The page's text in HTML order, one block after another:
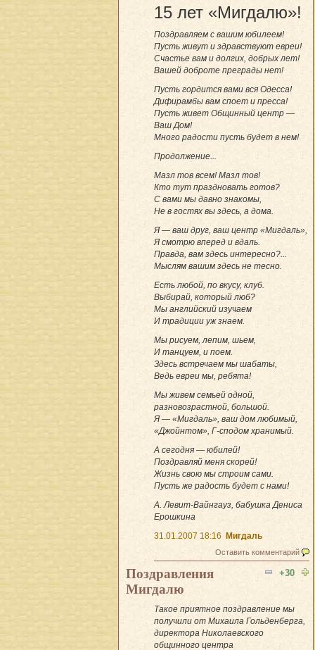
15 лет «Мигдалю»!
Поздравляем с вашим юбилеем!
Пусть живут и здравствуют евреи!
Счастье вам и долгих, добрых лет!
Вашей доброте преграды нет!
Пусть гордится вами вся Одесса!
Дифирамбы вам споет и пресса!
Пусть живет Общинный центр —
Ваш Дом!
Много радости пусть будет в нем!
Продолжение...
Мазл тов всем! Мазл тов!
Кто тут праздновать готов?
С вами мы давно знакомы,
Не в гостях вы здесь, а дома.
Я — ваш друг, ваш центр «Мигдаль»,
Я смотрю вперед и вдаль.
Правда, вам здесь интересно?...
Мыслям вашим здесь не тесно.
Есть любой, по вкусу, клуб.
Выбирай, который люб?
Мы английский изучаем
И традиции уж знаем.
Мы рисуем, лепим, шьем,
И танцуем, и поем.
Здесь встречаем мы шабаты,
Ведь евреи мы, ребята!
Мы живем семьей одной,
разновозрастной, большой.
Я — «Мигдаль», ваш дом любимый,
«Джойнтом», Г-сподом хранимый.
А сегодня — юбилей!
Поздравляй меня скорей!
Жизнь свою мы строим сами.
Пусть же радость будет с нами!
А. Левит-Вайнгауз, бабушка Дениса
Ерошкина
31.01.2007 18:16 Мигдаль
Оставить комментарий
+30
Поздравления
Мигдалю
Такое приятное поздравление мы
получили от Михаила Гольденберга,
директора Николаевского
общинного центра